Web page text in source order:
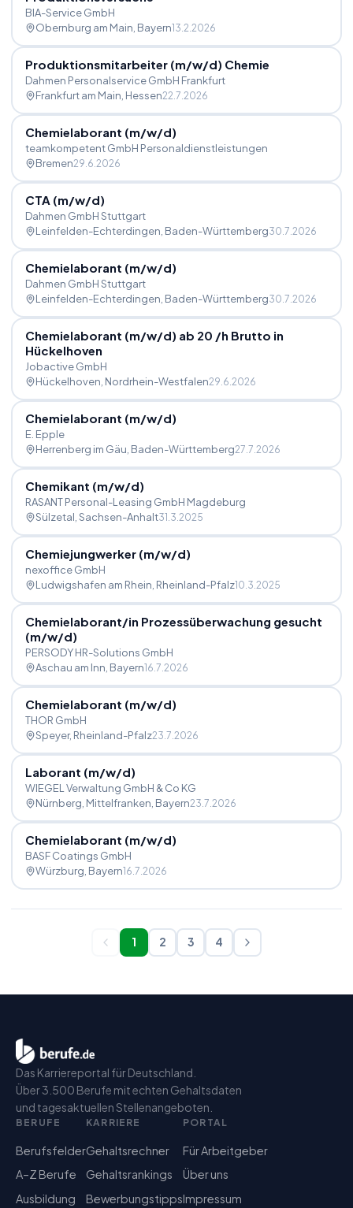
BIA-Service GmbH
Obernburg am Main , Bayern13.2.2026
Produktionsmitarbeiter (m/w/d) Chemie
Dahmen Personalservice GmbH Frankfurt
Frankfurt am Main , Hessen22.7.2026
Chemielaborant (m/w/d)
teamkompetent GmbH Personaldienstleistungen
Bremen29.6.2026
CTA (m/w/d)
Dahmen GmbH Stuttgart
Leinfelden-Echterdingen , Baden-Württemberg30.7.2026
Chemielaborant (m/w/d)
Dahmen GmbH Stuttgart
Leinfelden-Echterdingen , Baden-Württemberg30.7.2026
Chemielaborant (m/w/d) ab 20  /h Brutto in
Hückelhoven
Jobactive GmbH
Hückelhoven , Nordrhein-Westfalen29.6.2026
Chemielaborant (m/w/d)
E. Epple
Herrenberg im Gäu , Baden-Württemberg27.7.2026
Chemikant (m/w/d)
RASANT Personal-Leasing GmbH Magdeburg
Sülzetal , Sachsen-Anhalt31.3.2025
Chemiejungwerker (m/w/d)
nexoffice GmbH
Ludwigshafen am Rhein , Rheinland-Pfalz10.3.2025
Chemielaborant/in Prozessüberwachung gesucht
(m/w/d)
PERSODY HR-Solutions GmbH
Aschau am Inn , Bayern16.7.2026
Chemielaborant (m/w/d)
THOR GmbH
Speyer, Rheinland-Pfalz23.7.2026
Laborant (m/w/d)
WIEGEL Verwaltung GmbH & Co KG
Nürnberg, Mittelfranken , Bayern23.7.2026
Chemielaborant (m/w/d)
BASF Coatings GmbH
Würzburg , Bayern16.7.2026
1 2 3 4
Das Karriereportal für Deutschland.
Über 3.500 Berufe mit echten Gehaltsdaten
und tagesaktuellen Stellenangeboten.
BERUFE
Berufsfelder
A–Z Berufe
Ausbildung
KARRIERE
Gehaltsrechner
Gehaltsrankings
Bewerbungstipps
PORTAL
Für Arbeitgeber
Über uns
Impressum